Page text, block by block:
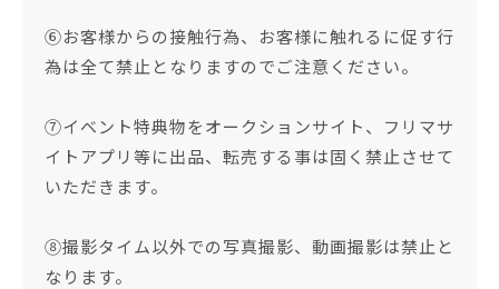
⑥お客様からの接触行為、お客様に触れるに促す行
為は全て禁止となりますのでご注意ください。
⑦イベント特典物をオークションサイト、フリマサ
イトアプリ等に出品、転売する事は固く禁止させて
いただきます。
⑧撮影タイム以外での写真撮影、動画撮影は禁止と
なります。